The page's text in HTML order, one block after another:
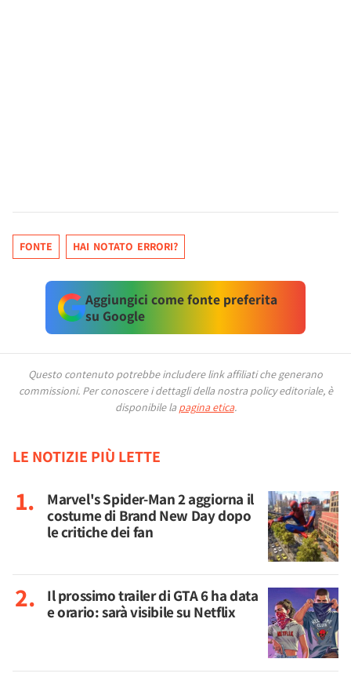
FONTE HAI NOTATO ERRORI?
Aggiungici come fonte preferita
su Google
Questo contenuto potrebbe includere link affiliati che generano
commissioni. Per conoscere i dettagli della nostra policy editoriale, è
disponibile la pagina etica.
LE NOTIZIE PIÙ LETTE
Marvel's Spider-Man 2 aggiorna il
costume di Brand New Day dopo
le critiche dei fan
Il prossimo trailer di GTA 6 ha data
e orario: sarà visibile su Netflix